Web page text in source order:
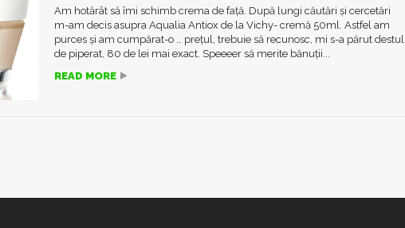
Am hotărât să îmi schimb crema de faţă. După lungi căutări şi cercetări
m-am decis asupra Aqualia Antiox de la Vichy- cremă 50ml. Astfel am
purces şi am cumpărat-o … preţul, trebuie să recunosc, mi s-a părut destul
de piperat, 80 de lei mai exact. Speeeer să merite bănuţii...
READ MORE